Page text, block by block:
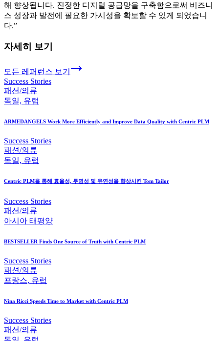
해 향상됩니다. 진정한 디지털 공급망을 구축함으로써 비즈니
스 성장과 발전에 필요한 가시성을 확보할 수 있게 되었습니
다.”
자세히 보기
모든 레퍼런스 보기
Success Stories
패션/의류
독일, 유럽
ARMEDANGELS Work More Efficiently and Improve Data Quality with Centric PLM
Success Stories
패션/의류
독일, 유럽
Centric PLM을 통해 효율성, 투명성 및 유연성을 향상시킨 Tom Tailor
Success Stories
패션/의류
아시아 태평양
BESTSELLER Finds One Source of Truth with Centric PLM
Success Stories
패션/의류
프랑스, 유럽
Nina Ricci Speeds Time to Market with Centric PLM
Success Stories
패션/의류